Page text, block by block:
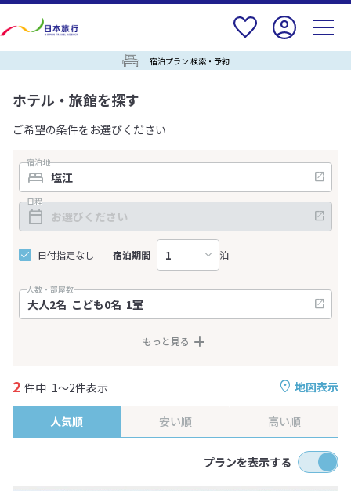
宿泊プラン 検索・予約
ホテル・旅館を探す
ご希望の条件をお選びください
宿泊地
日程
日付指定なし 宿泊期間 泊
人数・部屋数
もっと見る
地図表示
2 件中 1～2件表示
人気順 安い順 高い順
プランを表示する